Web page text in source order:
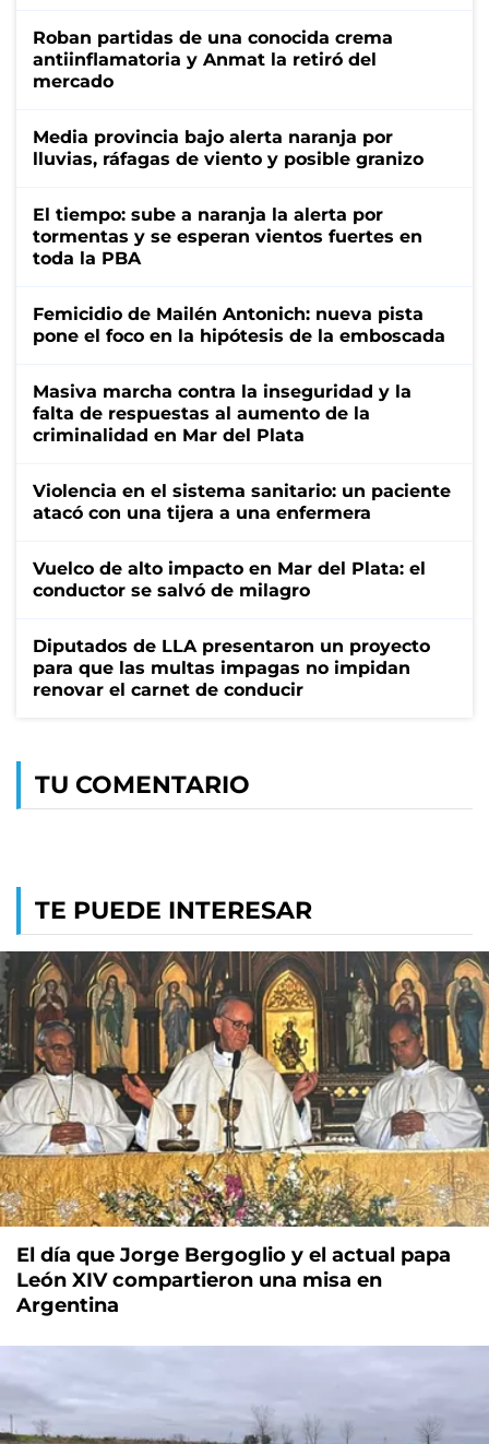
Roban partidas de una conocida crema
antiinflamatoria y Anmat la retiró del
mercado
Media provincia bajo alerta naranja por
lluvias, ráfagas de viento y posible granizo
El tiempo: sube a naranja la alerta por
tormentas y se esperan vientos fuertes en
toda la PBA
Femicidio de Mailén Antonich: nueva pista
pone el foco en la hipótesis de la emboscada
Masiva marcha contra la inseguridad y la
falta de respuestas al aumento de la
criminalidad en Mar del Plata
Violencia en el sistema sanitario: un paciente
atacó con una tijera a una enfermera
Vuelco de alto impacto en Mar del Plata: el
conductor se salvó de milagro
Diputados de LLA presentaron un proyecto
para que las multas impagas no impidan
renovar el carnet de conducir
TU COMENTARIO
TE PUEDE INTERESAR
El día que Jorge Bergoglio y el actual papa
León XIV compartieron una misa en
Argentina